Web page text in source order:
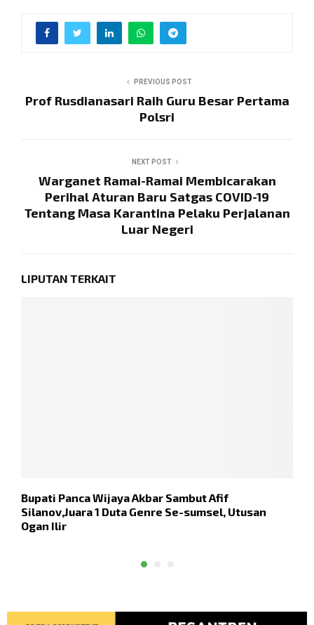
PREVIOUS POST
Prof Rusdianasari Raih Guru Besar Pertama
Polsri
NEXT POST
Warganet Ramai-Ramai Membicarakan
Perihal Aturan Baru Satgas COVID-19
Tentang Masa Karantina Pelaku Perjalanan
Luar Negeri
LIPUTAN TERKAIT
Bupati Panca Wijaya Akbar Sambut Afif
Silanov,Juara 1 Duta Genre Se-sumsel, Utusan
Ogan Ilir